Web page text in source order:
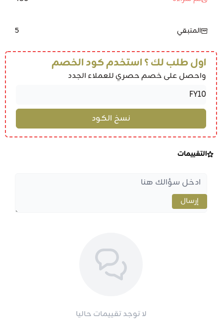
المتبقي 5
اول طلب لك ؟ استخدم كود الخصم
واحصل على خصم حصري للعملاء الجدد
التقييمات
إرسال
لا توجد تقييمات حاليا